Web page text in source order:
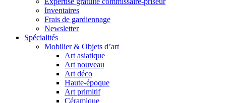
Inventaires
Frais de gardiennage
Newsletter
Spécialités
Mobilier & Objets d’art
Art asiatique
Art nouveau
Art déco
Haute-époque
Art primitif
Céramique